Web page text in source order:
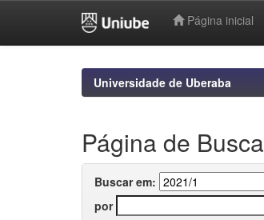
Página inicial
Universidade de Uberaba
Página de Busca
Buscar em:
por